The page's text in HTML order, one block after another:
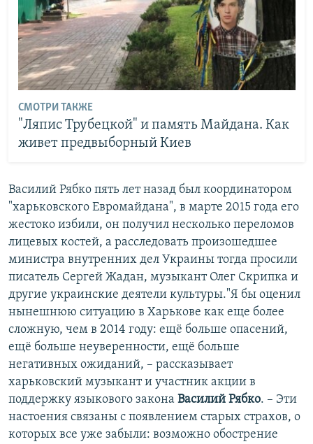
СМОТРИ ТАКЖЕ
"Ляпис Трубецкой" и память Майдана. Как
живет предвыборный Киев
​Василий Рябко пять лет назад был координатором
"харьковского Евромайдана", в марте 2015 года его
жестоко избили, он получил несколько переломов
лицевых костей, а расследовать произошедшее
министра внутренних дел Украины тогда просили
писатель Сергей Жадан, музыкант Олег Скрипка и
другие украинские деятели культуры."Я бы оценил
нынешнюю ситуацию в Харькове как еще более
сложную, чем в 2014 году: ещё больше опасений,
ещё больше неуверенности, ещё больше
негативных ожиданий, – рассказывает
харьковский музыкант и участник акции в
поддержку языкового закона Василий Рябко. – Эти
настоения связаны с появлением старых страхов, о
которых все уже забыли: возможно обострение